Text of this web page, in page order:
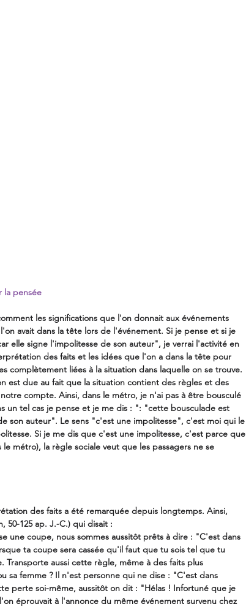
la pensée
les significations que l'on donnait aux événements
avait dans la tête lors de l'événement. Si je pense et si je
elle signe l'impolitesse de son auteur", je verrai l'activité en
des faits et les idées que l'on a dans la tête pour
complètement liées à la situation dans laquelle on se trouve.
est due au fait que la situation contient des règles et des
compte. Ainsi, dans le métro, je n'ai pas à être bousculé
un tel cas je pense et je me dis : ": "cette bousculade est
son auteur". Le sens "c'est une impolitesse", c'est moi qui le
Si je me dis que c'est une impolitesse, c'est parce que
métro), la règle sociale veut que les passagers ne se
des faits a été remarquée depuis longtemps. Ainsi,
50-125 ap. J.-C.) qui disait :
une coupe, nous sommes aussitôt prêts à dire : "C'est dans
ta coupe sera cassée qu'il faut que tu sois tel que tu
Transporte aussi cette règle, même à des faits plus
sa femme ? Il n'est personne qui ne dise : "C'est dans
perte soi-même, aussitôt on dit : "Hélas ! Infortuné que je
éprouvait à l'annonce du même événement survenu chez